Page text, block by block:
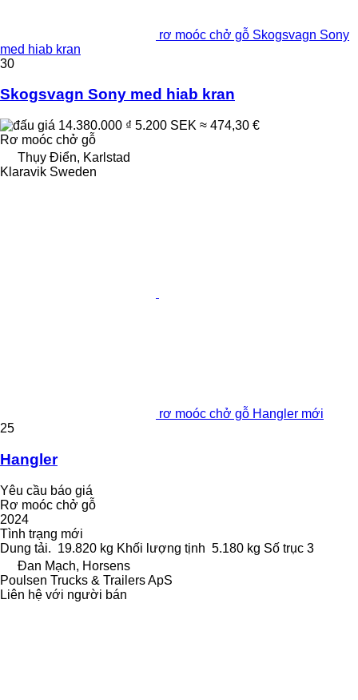
rơ moóc chở gỗ Skogsvagn Sony
med hiab kran
30
Skogsvagn Sony med hiab kran
14.380.000 ₫ 5.200 SEK ≈ 474,30 €
Rơ moóc chở gỗ
Thụy Điển, Karlstad
Klaravik Sweden
rơ moóc chở gỗ Hangler mới
25
Hangler
Yêu cầu báo giá
Rơ moóc chở gỗ
2024
Tình trạng mới
Dung tải. 19.820 kg Khối lượng tịnh 5.180 kg Số trục 3
Đan Mạch, Horsens
Poulsen Trucks & Trailers ApS
Liên hệ với người bán